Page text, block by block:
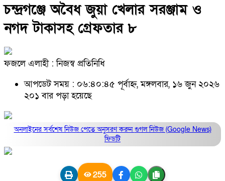
চন্দ্রগঞ্জে অবৈধ জুয়া খেলার সরঞ্জাম ও
নগদ টাকাসহ গ্রেফতার ৮
ফজলে এলাহী : নিজস্ব প্রতিনিধি
আপডেট সময় : ০৬:৪০:৪৫ পূর্বাহ্ন, মঙ্গলবার, ১৬ জুন ২০২৬
২০১ বার পড়া হয়েছে
অনলাইনের সর্বশেষ নিউজ পেতে অনুসরণ করুনগুগল নিউজ (Google News)
ফিডটি
255